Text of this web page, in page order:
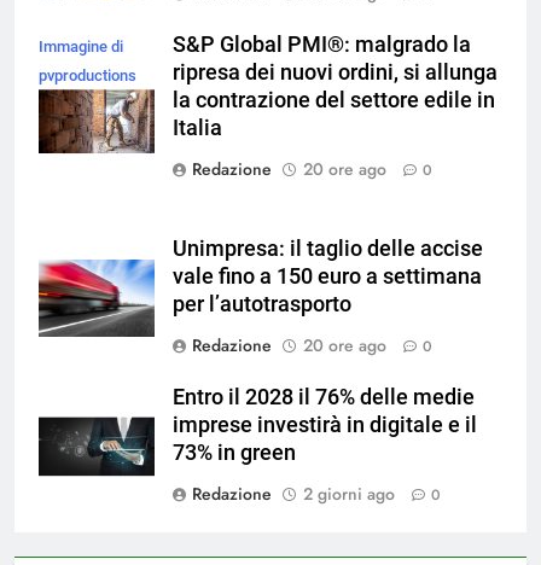
Immagine di
pvproductions
su Magnific
S&P Global PMI®: malgrado la
ripresa dei nuovi ordini, si allunga
la contrazione del settore edile in
Italia
Redazione
20 ore ago 0
Unimpresa: il taglio delle accise
vale fino a 150 euro a settimana
per l’autotrasporto
Redazione
20 ore ago 0
Entro il 2028 il 76% delle medie
imprese investirà in digitale e il
73% in green
Redazione
2 giorni ago 0